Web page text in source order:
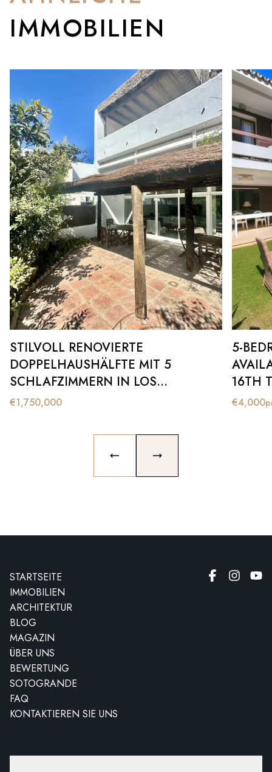
IMMOBILIEN
STILVOLL RENOVIERTE
DOPPELHAUSHÄLFTE MIT 5
SCHLAFZIMMERN IN LOS
LACASITOS, SOTOGRANDE
€1,750,000
5-
16TH
€4,000
PREVIOUS SLIDENEXT SLIDE
STARTSEITE
IMMOBILIEN
ARCHITEKTUR
BLOG
MAGAZIN
ÜBER UNS
BEWERTUNG
SOTOGRANDE
FAQ
KONTAKTIEREN SIE UNS